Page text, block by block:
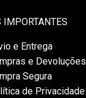
IMPORTANTES
e Entrega
e Devoluções
Segura
de Privacidade